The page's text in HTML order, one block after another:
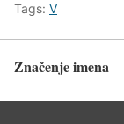
Tags: V
Značenje imena